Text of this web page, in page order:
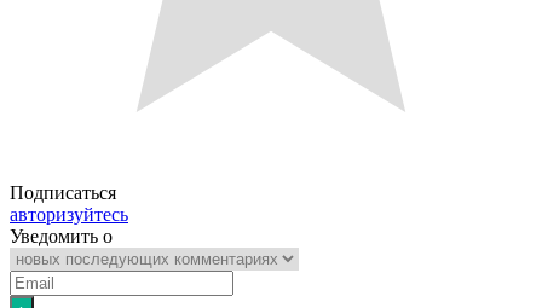
Подписаться
авторизуйтесь
Уведомить о